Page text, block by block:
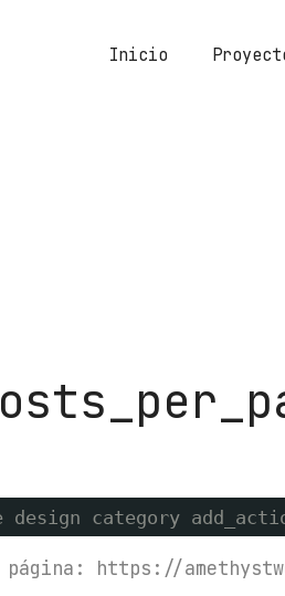
Inicio
design category
https://